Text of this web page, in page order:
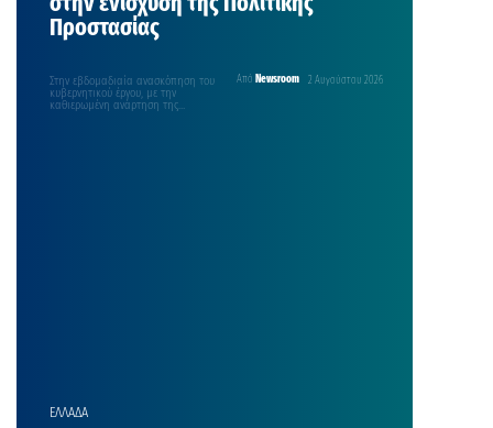
Προστασίας
Από Newsroom 2 Αυγούστου 2026
Στην εβδομαδιαία ανασκόπηση του
κυβερνητικού έργου, με την
καθιερωμένη ανάρτηση της
ΕΛΛΑΔΑ